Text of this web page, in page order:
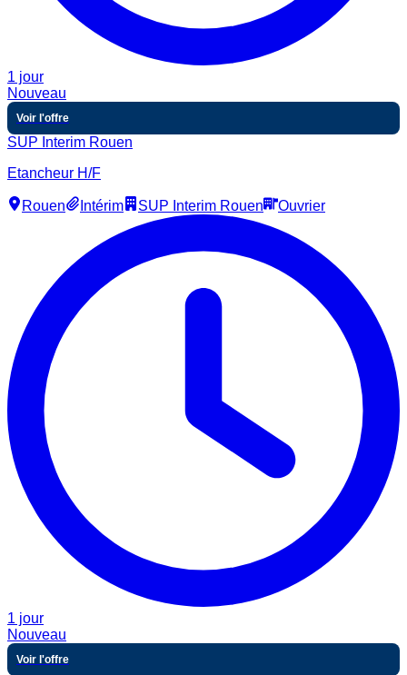
1 jour
Nouveau
Voir l'offre
SUP Interim Rouen
Etancheur H/F
Rouen Intérim SUP Interim Rouen Ouvrier
1 jour
Nouveau
Voir l'offre